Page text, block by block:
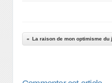
La raison de mon optimisme du